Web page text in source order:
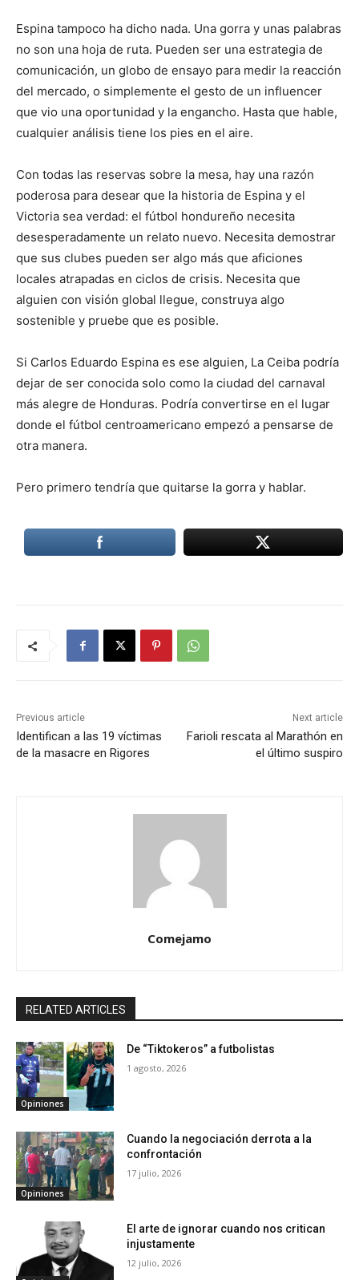
Espina tampoco ha dicho nada. Una gorra y unas palabras
no son una hoja de ruta. Pueden ser una estrategia de
comunicación, un globo de ensayo para medir la reacción
del mercado, o simplemente el gesto de un influencer
que vio una oportunidad y la engancho. Hasta que hable,
cualquier análisis tiene los pies en el aire.
Con todas las reservas sobre la mesa, hay una razón
poderosa para desear que la historia de Espina y el
Victoria sea verdad: el fútbol hondureño necesita
desesperadamente un relato nuevo. Necesita demostrar
que sus clubes pueden ser algo más que aficiones
locales atrapadas en ciclos de crisis. Necesita que
alguien con visión global llegue, construya algo
sostenible y pruebe que es posible.
Si Carlos Eduardo Espina es ese alguien, La Ceiba podría
dejar de ser conocida solo como la ciudad del carnaval
más alegre de Honduras. Podría convertirse en el lugar
donde el fútbol centroamericano empezó a pensarse de
otra manera.
Pero primero tendría que quitarse la gorra y hablar.
Previous article
Identifican a las 19 víctimas
de la masacre en Rigores
Next article
Farioli rescata al Marathón en
el último suspiro
Comejamo
RELATED ARTICLES
Opiniones
De “Tiktokeros” a futbolistas
1 agosto, 2026
Opiniones
Cuando la negociación derrota a la
confrontación
17 julio, 2026
El arte de ignorar cuando nos critican
injustamente
12 julio, 2026